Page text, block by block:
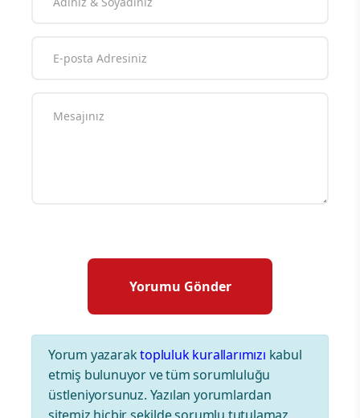
Yorum yazaraktopluluk kurallarımızı kabul
etmiş bulunuyor ve tüm sorumluluğu
üstleniyorsunuz. Yazılan yorumlardan